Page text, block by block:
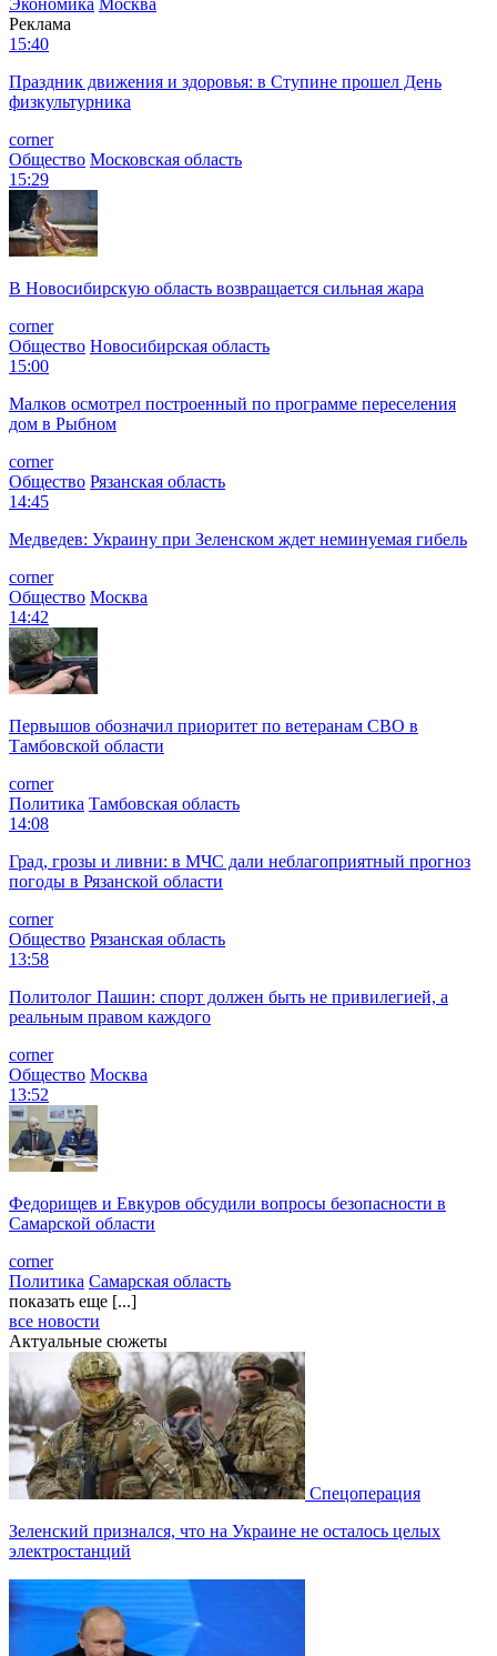
Реклама
15:40
Праздник движения и здоровья: в Ступине прошел День
физкультурника
corner
Общество Московская область
15:29
В Новосибирскую область возвращается сильная жара
corner
Общество Новосибирская область
15:00
Малков осмотрел построенный по программе переселения
дом в Рыбном
corner
Общество Рязанская область
14:45
Медведев: Украину при Зеленском ждет неминуемая гибель
corner
Общество Москва
14:42
Первышов обозначил приоритет по ветеранам СВО в
Тамбовской области
corner
Политика Тамбовская область
14:08
Град, грозы и ливни: в МЧС дали неблагоприятный прогноз
погоды в Рязанской области
corner
Общество Рязанская область
13:58
Политолог Пашин: спорт должен быть не привилегией, а
реальным правом каждого
corner
Общество Москва
13:52
Федорищев и Евкуров обсудили вопросы безопасности в
Самарской области
corner
Политика Самарская область
показать еще [...]
все новости
Актуальные сюжеты
Спецоперация
Зеленский признался, что на Украине не осталось целых
электростанций